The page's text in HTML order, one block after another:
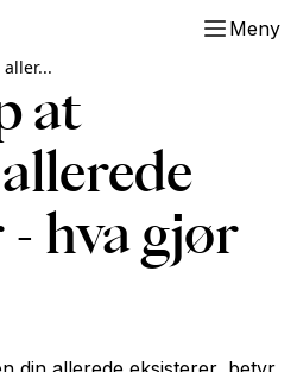
Meny
at
hva gjør